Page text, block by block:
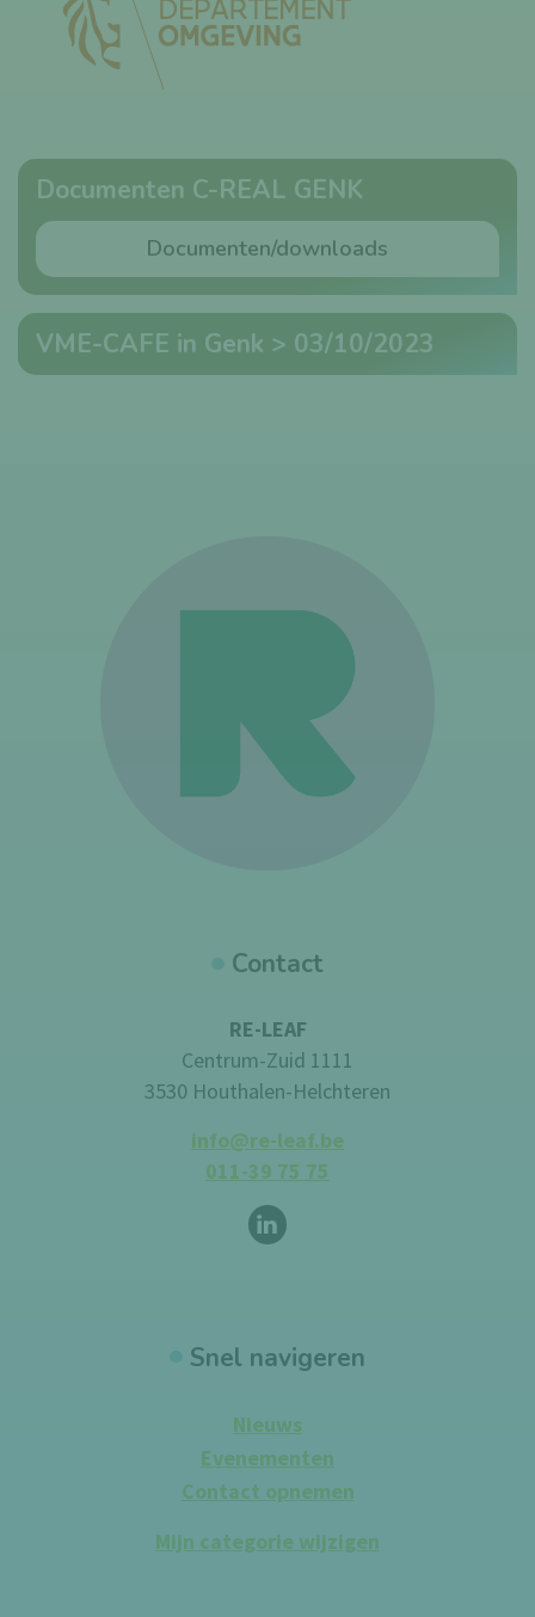
Documenten C-REAL GENK
Documenten/downloads
VME-CAFE in Genk > 03/10/2023
Contact
RE-LEAF
Centrum-Zuid 1111
3530 Houthalen-Helchteren
info@re-leaf.be
011-39 75 75
Volg ons op
LinkedIn
Snel navigeren
Nieuws
Evenementen
Contact opnemen
Mijn categorie wijzigen